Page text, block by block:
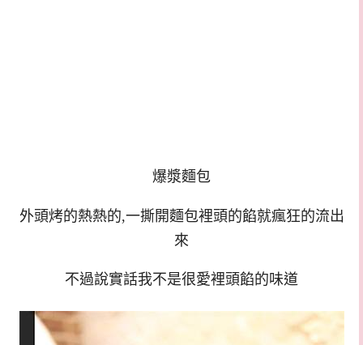
爆漿麵包
外頭烤的熱熱的,一撕開麵包裡頭的餡就瘋狂的流出
來
不過說實話我不是很愛裡頭餡的味道